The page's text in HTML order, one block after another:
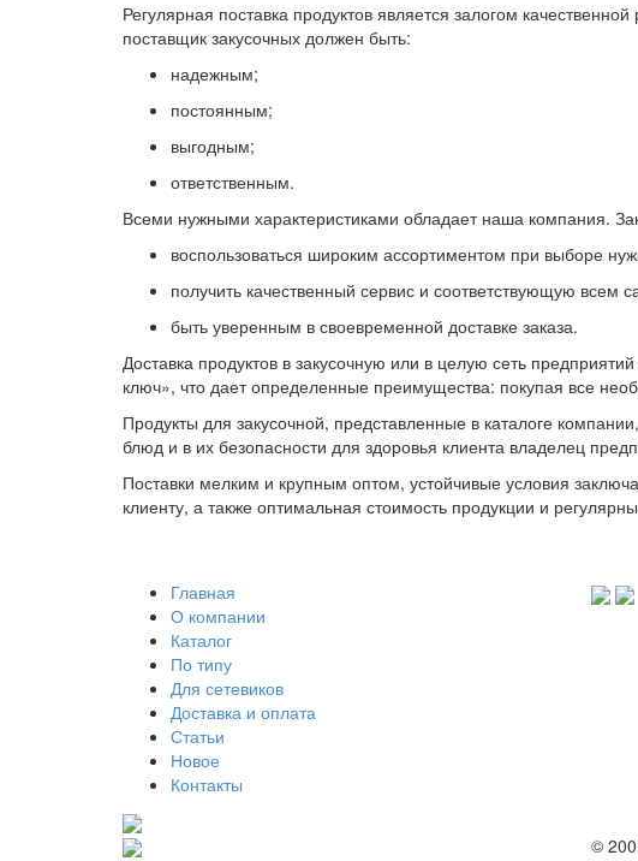
Регулярная поставка продуктов является залогом
поставщик закусочных должен быть:
надежным;
постоянным;
выгодным;
ответственным.
Всеми нужными характеристиками обладает наша компания.
воспользоваться широким ассортиментом при выборе
получить качественный сервис и соответствующую всем
быть уверенным в своевременной доставке заказа.
Доставка продуктов в закусочную или в целую сеть
ключ», что дает определенные преимущества: покупая все
Продукты для закусочной, представленные в каталоге
блюд и в их безопасности для здоровья клиента владелец
Поставки мелким и крупным оптом, устойчивые условия
клиенту, а также оптимальная стоимость продукции и
Главная
О компании
Каталог
По типу
Для сетевиков
Доставка и оплата
Статьи
Новое
Контакты
©